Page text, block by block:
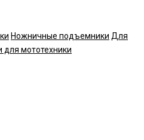
Ножничные подъемники Для
мототехники